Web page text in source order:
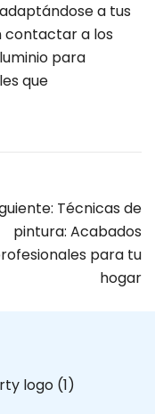
a tus
contactar a los
para
que
Técnicas de
pintura: Acabados
para tu
hogar